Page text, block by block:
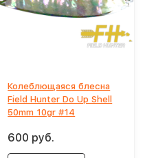
Колеблющаяся блесна
Field Hunter Do Up Shell
50mm 10gr #14
600 руб.